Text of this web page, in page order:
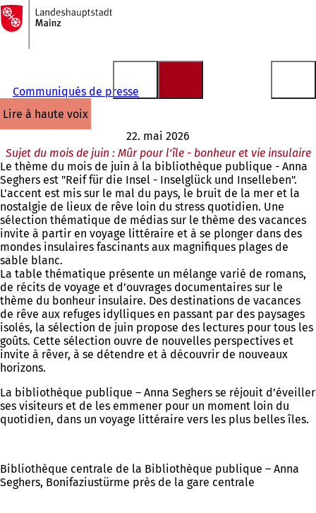
Accéder au contenu
Vers
la
page
d'accueil
Communiqués de presse
lire à haute voix
22. mai 2026
Sujet du mois de juin : Mûr pour l'île - bonheur et vie insulaire
Le thème du mois de juin à la bibliothèque publique - Anna
Seghers est "Reif für die Insel - Inselglück und Inselleben".
L'accent est mis sur le mal du pays, le bruit de la mer et la
nostalgie de lieux de rêve loin du stress quotidien. Une
sélection thématique de médias sur le thème des vacances
invite à partir en voyage littéraire et à se plonger dans des
mondes insulaires fascinants aux magnifiques plages de
sable blanc.
La table thématique présente un mélange varié de romans,
de récits de voyage et d’ouvrages documentaires sur le
thème du bonheur insulaire. Des destinations de vacances
de rêve aux refuges idylliques en passant par des paysages
isolés, la sélection de juin propose des lectures pour tous les
goûts. Cette sélection ouvre de nouvelles perspectives et
invite à rêver, à se détendre et à découvrir de nouveaux
horizons.
La bibliothèque publique – Anna Seghers se réjouit d’éveiller
ses visiteurs et de les emmener pour un moment loin du
quotidien, dans un voyage littéraire vers les plus belles îles.
Bibliothèque centrale de la Bibliothèque publique – Anna
Seghers, Bonifaziustürme près de la gare centrale